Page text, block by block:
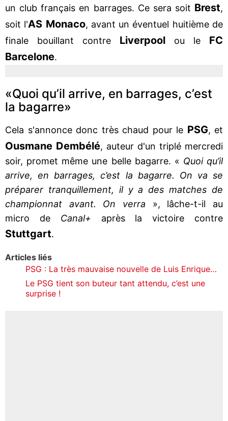
un club français en barrages. Ce sera soit Brest,
soit l'AS Monaco, avant un éventuel huitième de
finale bouillant contre Liverpool ou le FC
Barcelone.
«Quoi qu’il arrive, en barrages, c’est
la bagarre»
Cela s'annonce donc très chaud pour le PSG, et
Ousmane Dembélé, auteur d'un triplé mercredi
soir, promet même une belle bagarre. « Quoi qu’il
arrive, en barrages, c’est la bagarre. On va se
préparer tranquillement, il y a des matches de
championnat avant. On verra », lâche-t-il au
micro de Canal+ après la victoire contre
Stuttgart.
Articles liés
PSG : La très mauvaise nouvelle de Luis Enrique…
Le PSG tient son buteur tant attendu, c’est une
surprise !